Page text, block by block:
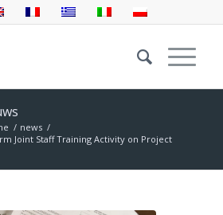
/ news /
Joint Staff Training Activity on Project